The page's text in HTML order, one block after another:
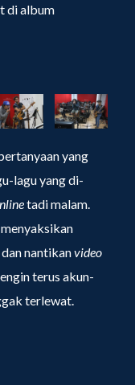
di album
yang
lagu yang di-
tadi malam.
dan nantikanvideo
terus akun-
terlewat.